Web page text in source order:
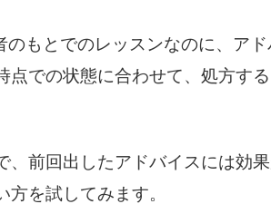
もとでのレッスンなのに、ア
点での状態に合わせて、処方す
、前回出したアドバイスには効
方を試してみます。